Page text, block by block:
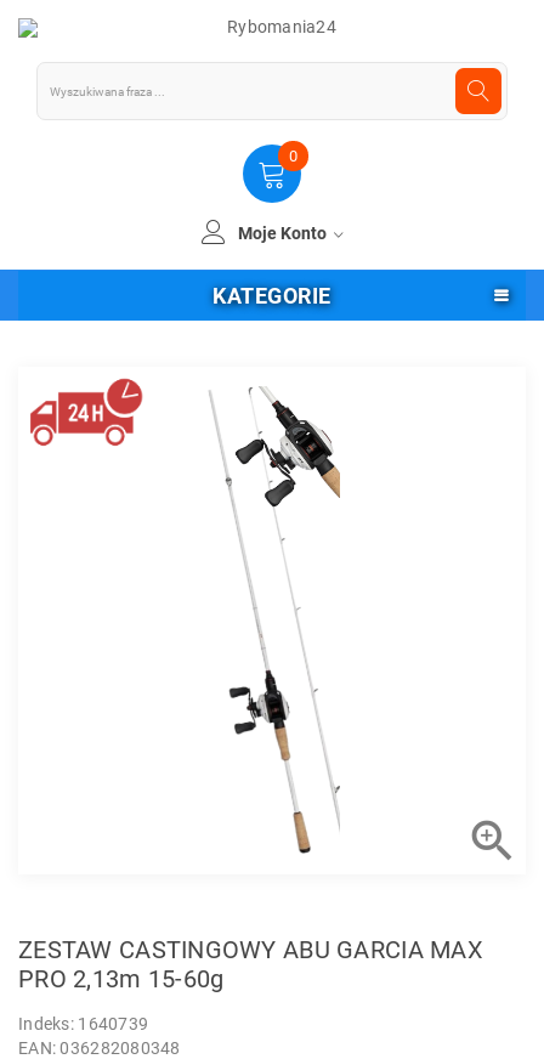
0
Moje Konto
KATEGORIE

ZESTAW CASTINGOWY ABU GARCIA MAX
PRO 2,13m 15-60g
Indeks: 1640739
EAN: 036282080348